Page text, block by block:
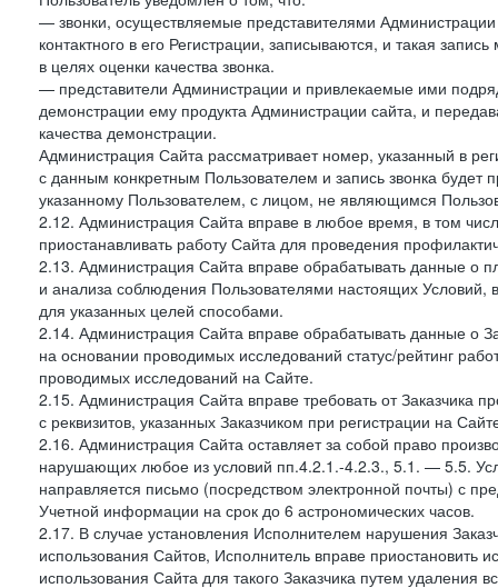
— звонки, осуществляемые представителями
контактного в его Регистрации, записываются, и такая
в целях оценки качества звонка.
— представители Администрации и привлекаемые ими
демонстрации ему продукта Администрации сайта, и
качества демонстрации.
Администрация Сайта рассматривает номер, указанный в
с данным конкретным Пользователем и запись звонка будет
указанному Пользователем, с лицом, не являющимся
2.12. Администрация Сайта вправе в любое время, в том
приостанавливать работу Сайта для проведения
2.13. Администрация Сайта вправе обрабатывать данные о
и анализа соблюдения Пользователями настоящих
для указанных целей способами.
2.14. Администрация Сайта вправе обрабатывать данные о
на основании проводимых исследований статус/рейтинг
проводимых исследований на Сайте.
2.15. Администрация Сайта вправе требовать от Заказчика
с реквизитов, указанных Заказчиком при регистрации на
2.16. Администрация Сайта оставляет за собой право
нарушающих любое из условий пп.4.2.1.-4.2.3., 5.1. — 5.5.
направляется письмо (посредством электронной почты) с
Учетной информации на срок до 6 астрономических часов.
2.17. В случае установления Исполнителем нарушения
использования Сайтов, Исполнитель вправе приостановить
использования Сайта для такого Заказчика путем